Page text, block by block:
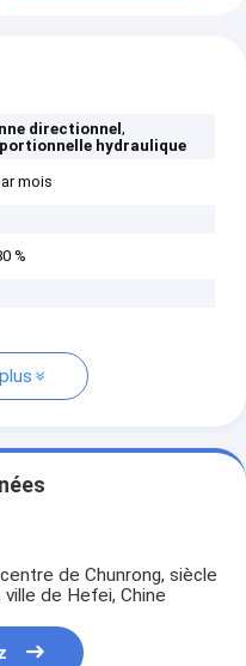
directionnel,
hydraulique
mois
%
de Chunrong, siècle
de Hefei, Chine